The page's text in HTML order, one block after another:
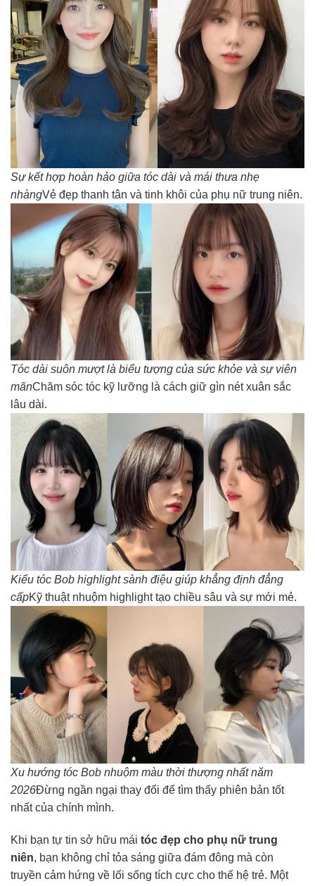
Sự kết hợp hoàn hảo giữa tóc dài và mái thưa nhẹ
nhàngVẻ đẹp thanh tân và tinh khôi của phụ nữ trung niên.
Tóc dài suôn mượt là biểu tượng của sức khỏe và sự viên
mãnChăm sóc tóc kỹ lưỡng là cách giữ gìn nét xuân sắc
lâu dài.
Kiểu tóc Bob highlight sành điệu giúp khẳng định đẳng
cấpKỹ thuật nhuộm highlight tạo chiều sâu và sự mới mẻ.
Xu hướng tóc Bob nhuộm màu thời thượng nhất năm
2026Đừng ngần ngại thay đổi để tìm thấy phiên bản tốt
nhất của chính mình.
Khi bạn tự tin sở hữu mái tóc đẹp cho phụ nữ trung
niên, bạn không chỉ tỏa sáng giữa đám đông mà còn
truyền cảm hứng về lối sống tích cực cho thế hệ trẻ. Một